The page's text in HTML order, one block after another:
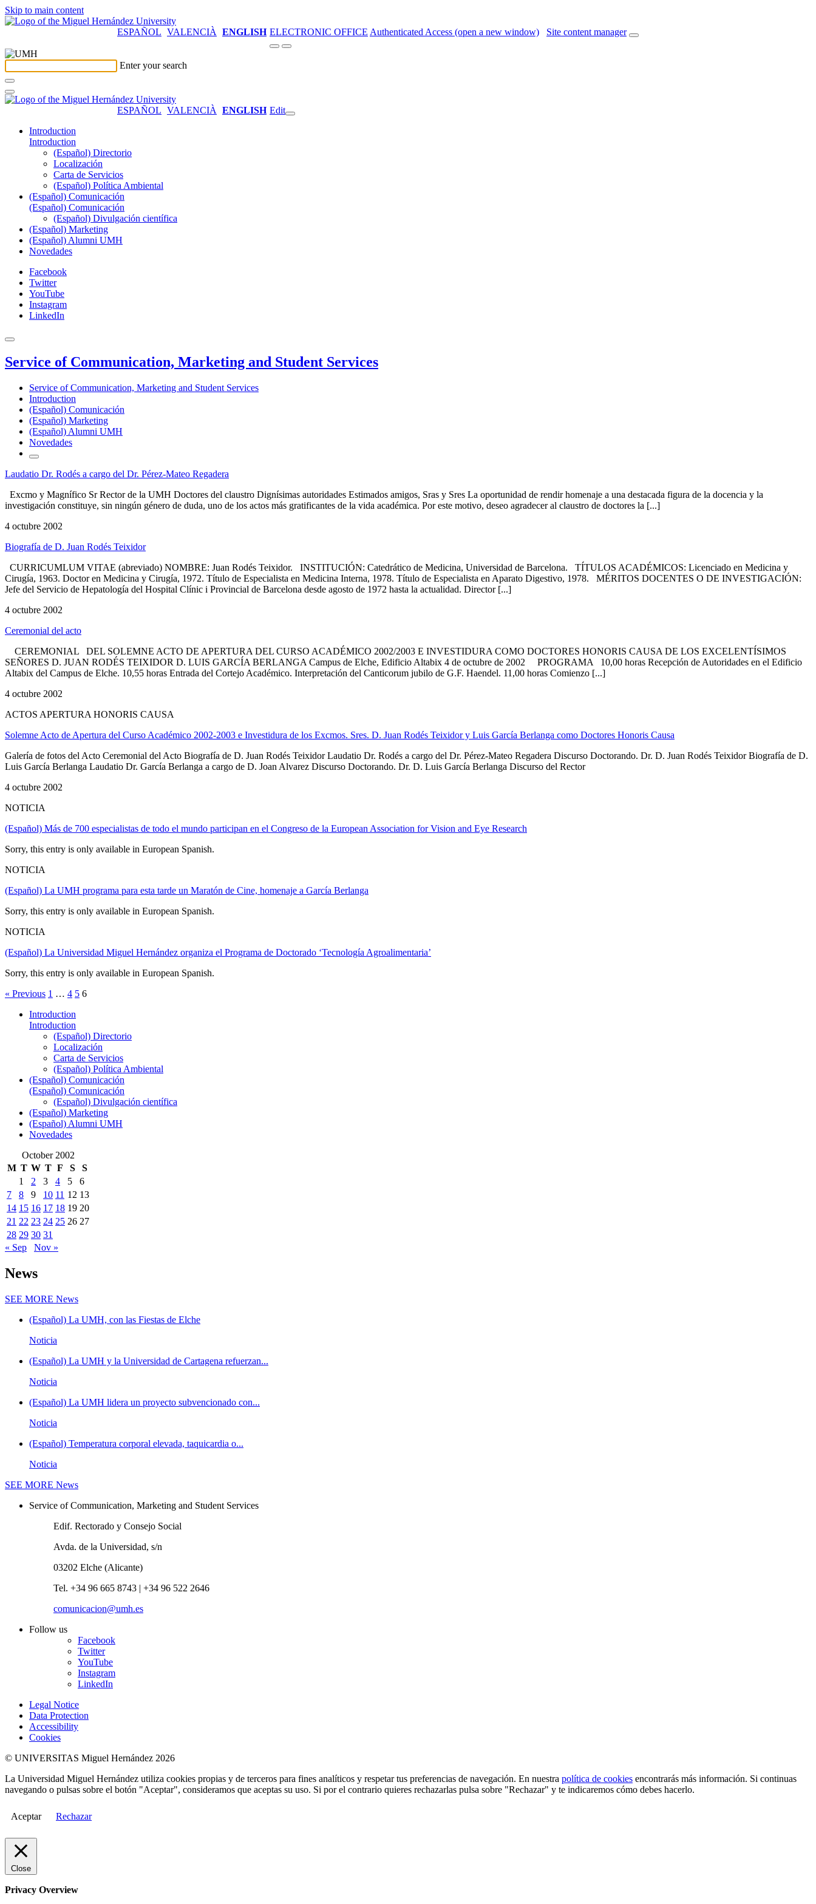
Skip to main content
ESPAÑOL VALENCIÀ ENGLISH ELECTRONIC OFFICE Authenticated Access (open a new window) Site content manager
Enter your search
ESPAÑOL VALENCIÀ ENGLISH Edit
Introduction
Introduction
(Español) Directorio
Localización
Carta de Servicios
(Español) Política Ambiental
(Español) Comunicación
(Español) Comunicación
(Español) Divulgación científica
(Español) Marketing
(Español) Alumni UMH
Novedades
Facebook
Twitter
YouTube
Instagram
LinkedIn
Service of Communication, Marketing and Student Services
Service of Communication, Marketing and Student Services
Introduction
(Español) Comunicación
(Español) Marketing
(Español) Alumni UMH
Novedades
Laudatio Dr. Rodés a cargo del Dr. Pérez-Mateo Regadera
Excmo y Magnífico Sr Rector de la UMH Doctores del claustro Dignísimas autoridades Estimados amigos, Sras y Sres La oportunidad de rendir homenaje a una destacada figura de la docencia y la
investigación constituye, sin ningún género de duda, uno de los actos más gratificantes de la vida académica. Por este motivo, deseo agradecer al claustro de doctores la [...]
4 octubre 2002
Biografía de D. Juan Rodés Teixidor
CURRICUMLUM VITAE (abreviado) NOMBRE: Juan Rodés Teixidor. INSTITUCIÓN: Catedrático de Medicina, Universidad de Barcelona. TÍTULOS ACADÉMICOS: Licenciado en Medicina y
Cirugía, 1963. Doctor en Medicina y Cirugía, 1972. Título de Especialista en Medicina Interna, 1978. Título de Especialista en Aparato Digestivo, 1978. MÉRITOS DOCENTES O DE INVESTIGACIÓN:
Jefe del Servicio de Hepatología del Hospital Clínic i Provincial de Barcelona desde agosto de 1972 hasta la actualidad. Director [...]
4 octubre 2002
Ceremonial del acto
CEREMONIAL DEL SOLEMNE ACTO DE APERTURA DEL CURSO ACADÉMICO 2002/2003 E INVESTIDURA COMO DOCTORES HONORIS CAUSA DE LOS EXCELENTÍSIMOS
SEÑORES D. JUAN RODÉS TEIXIDOR D. LUIS GARCÍA BERLANGA Campus de Elche, Edificio Altabix 4 de octubre de 2002 PROGRAMA 10,00 horas Recepción de Autoridades en el Edificio
Altabix del Campus de Elche. 10,55 horas Entrada del Cortejo Académico. Interpretación del Canticorum jubilo de G.F. Haendel. 11,00 horas Comienzo [...]
4 octubre 2002
ACTOS APERTURA HONORIS CAUSA
Solemne Acto de Apertura del Curso Académico 2002-2003 e Investidura de los Excmos. Sres. D. Juan Rodés Teixidor y Luis García Berlanga como Doctores Honoris Causa
Galería de fotos del Acto Ceremonial del Acto Biografía de D. Juan Rodés Teixidor Laudatio Dr. Rodés a cargo del Dr. Pérez-Mateo Regadera Discurso Doctorando. Dr. D. Juan Rodés Teixidor Biografía de D.
Luis García Berlanga Laudatio Dr. García Berlanga a cargo de D. Joan Alvarez Discurso Doctorando. Dr. D. Luis García Berlanga Discurso del Rector
4 octubre 2002
NOTICIA
(Español) Más de 700 especialistas de todo el mundo participan en el Congreso de la European Association for Vision and Eye Research
Sorry, this entry is only available in European Spanish.
NOTICIA
(Español) La UMH programa para esta tarde un Maratón de Cine, homenaje a García Berlanga
Sorry, this entry is only available in European Spanish.
NOTICIA
(Español) La Universidad Miguel Hernández organiza el Programa de Doctorado ‘Tecnología Agroalimentaria’
Sorry, this entry is only available in European Spanish.
« Previous 1 … 4 5 6
Introduction
Introduction
(Español) Directorio
Localización
Carta de Servicios
(Español) Política Ambiental
(Español) Comunicación
(Español) Comunicación
(Español) Divulgación científica
(Español) Marketing
(Español) Alumni UMH
Novedades
October 2002
M T W T F S
S
1
2 3 4 5
6
7
8 9 10 11 12 13
14 15 16 17 18 19 20
21 22 23 24 25 26 27
28 29 30 31
« Sep
Nov »
News
SEE MORE News
(Español) La UMH, con las Fiestas de Elche
Noticia
(Español) La UMH y la Universidad de Cartagena refuerzan...
Noticia
(Español) La UMH lidera un proyecto subvencionado con...
Noticia
(Español) Temperatura corporal elevada, taquicardia o...
Noticia
SEE MORE News
Service of Communication, Marketing and Student Services
Edif. Rectorado y Consejo Social
Avda. de la Universidad, s/n
03202 Elche (Alicante)
Tel. +34 96 665 8743 | +34 96 522 2646
comunicacion@umh.es
Follow us
Facebook
Twitter
YouTube
Instagram
LinkedIn
Legal Notice
Data Protection
Accessibility
Cookies
© UNIVERSITAS Miguel Hernández 2026
La Universidad Miguel Hernández utiliza cookies propias y de terceros para fines analíticos y respetar tus preferencias de navegación. En nuestra política de cookies encontrarás más información. Si continuas
navegando o pulsas sobre el botón "Aceptar", consideramos que aceptas su uso. Si por el contrario quieres rechazarlas pulsa sobre "Rechazar" y te indicaremos cómo debes hacerlo.
Aceptar Rechazar
Close
Privacy Overview